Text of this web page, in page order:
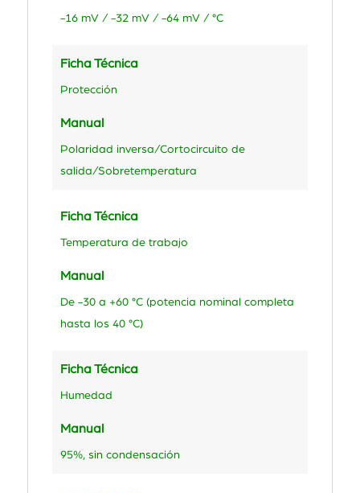
-16 mV / -32 mV / -64 mV / °C
Ficha Técnica
Protección
Manual
Polaridad inversa/Cortocircuito de
salida/Sobretemperatura
Ficha Técnica
Temperatura de trabajo
Manual
De -30 a +60 °C (potencia nominal completa
hasta los 40 °C)
Ficha Técnica
Humedad
Manual
95%, sin condensación